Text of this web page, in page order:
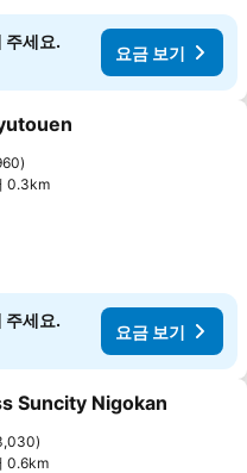
주세요.
요금 보기
기에 추가
0.3km
주세요.
요금 보기
찾기에 추가
Suncity Nigokan
0.6km